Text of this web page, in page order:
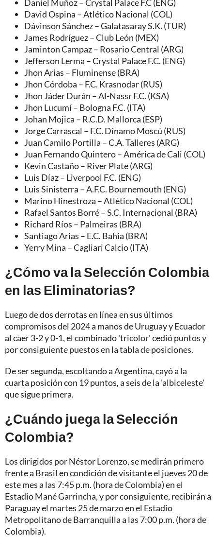
Daniel Muñoz – Crystal Palace F.C (ENG)
David Ospina – Atlético Nacional (COL)
Dávinson Sánchez – Galatasaray S.K. (TUR)
James Rodríguez – Club León (MEX)
Jaminton Campaz – Rosario Central (ARG)
Jefferson Lerma – Crystal Palace F.C. (ENG)
Jhon Arias – Fluminense (BRA)
Jhon Córdoba – F.C. Krasnodar (RUS)
Jhon Jáder Durán – Al-Nassr F.C. (KSA)
Jhon Lucumí – Bologna F.C. (ITA)
Johan Mojica – R.C.D. Mallorca (ESP)
Jorge Carrascal – F.C. Dínamo Moscú (RUS)
Juan Camilo Portilla – C.A. Talleres (ARG)
Juan Fernando Quintero – América de Cali (COL)
Kevin Castaño – River Plate (ARG)
Luis Díaz – Liverpool F.C. (ENG)
Luis Sinisterra – A.F.C. Bournemouth (ENG)
Marino Hinestroza – Atlético Nacional (COL)
Rafael Santos Borré – S.C. Internacional (BRA)
Richard Ríos – Palmeiras (BRA)
Santiago Arias – E.C. Bahía (BRA)
Yerry Mina – Cagliari Calcio (ITA)
¿Cómo va la Selección Colombia
en las Eliminatorias?
Luego de dos derrotas en línea en sus últimos
compromisos del 2024 a manos de Uruguay y Ecuador
al caer 3-2 y 0-1, el combinado 'tricolor' cedió puntos y
por consiguiente puestos en la tabla de posiciones.
De ser segunda, escoltando a Argentina, cayó a la
cuarta posición con 19 puntos, a seis de la 'albiceleste'
que sigue primera.
¿Cuándo juega la Selección
Colombia?
Los dirigidos por Néstor Lorenzo, se medirán primero
frente a Brasil en condición de visitante el jueves 20 de
este mes a las 7:45 p.m. (hora de Colombia) en el
Estadio Mané Garrincha, y por consiguiente, recibirán a
Paraguay el martes 25 de marzo en el Estadio
Metropolitano de Barranquilla a las 7:00 p.m. (hora de
Colombia).